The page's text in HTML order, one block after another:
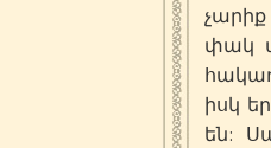
փակ
իսկ
են: